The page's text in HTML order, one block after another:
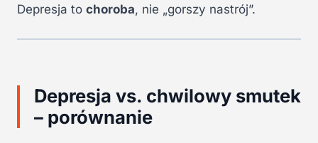
Depresja to choroba, nie „gorszy nastrój”.
Depresja vs. chwilowy smutek
– porównanie